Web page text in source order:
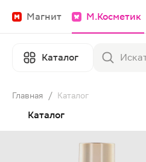
Магнит М.Косметик
Каталог
Главная / Каталог
Каталог